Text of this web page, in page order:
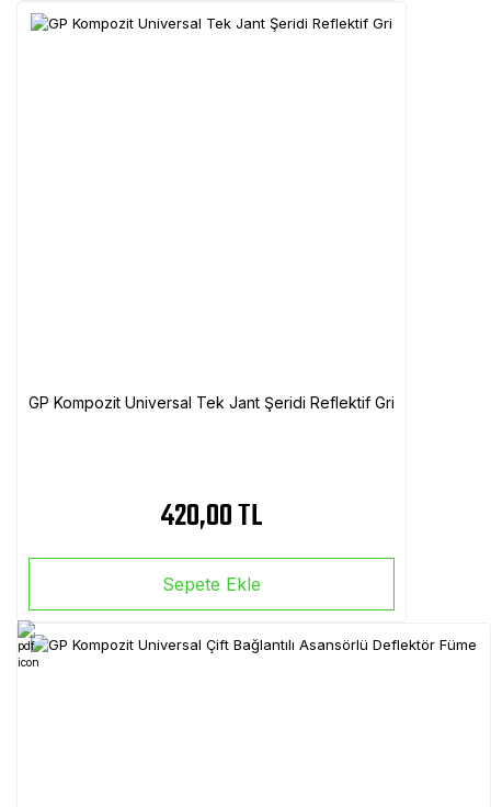
GP Kompozit Universal Tek Jant Şeridi Reflektif Gri
420,00 TL
Sepete Ekle